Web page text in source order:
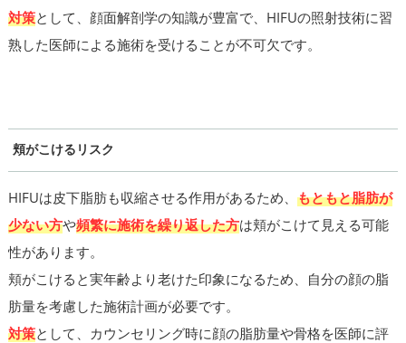
対策として、顔面解剖学の知識が豊富で、HIFUの照射技術に習
熟した医師による施術を受けることが不可欠です。
頬がこけるリスク
HIFUは皮下脂肪も収縮させる作用があるため、 もともと脂肪が
少ない方や頻繁に施術を繰り返した方は頬がこけて見える可能
性があります。
頬がこけると実年齢より老けた印象になるため、自分の顔の脂
肪量を考慮した施術計画が必要です。
対策として、カウンセリング時に顔の脂肪量や骨格を医師に評